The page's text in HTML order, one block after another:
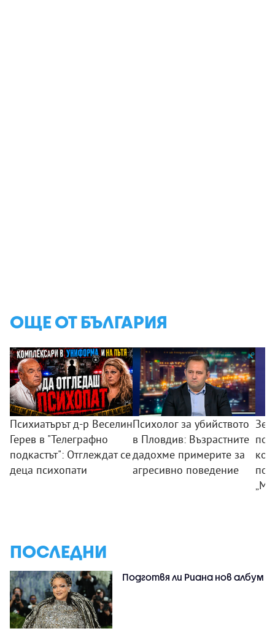
ОЩЕ ОТ БЪЛГАРИЯ
Психиатърът д-р Веселин
Герев в "Телеграфно
подкастът": Отглеждат се
деца психопати
Психолог за убийството
в Пловдив: Възрастните
дадохме примерите за
агресивно поведение
ПОСЛЕДНИ
Подготвя ли Риана нов албум